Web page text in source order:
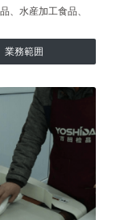
、水産加工食品、
業務範囲